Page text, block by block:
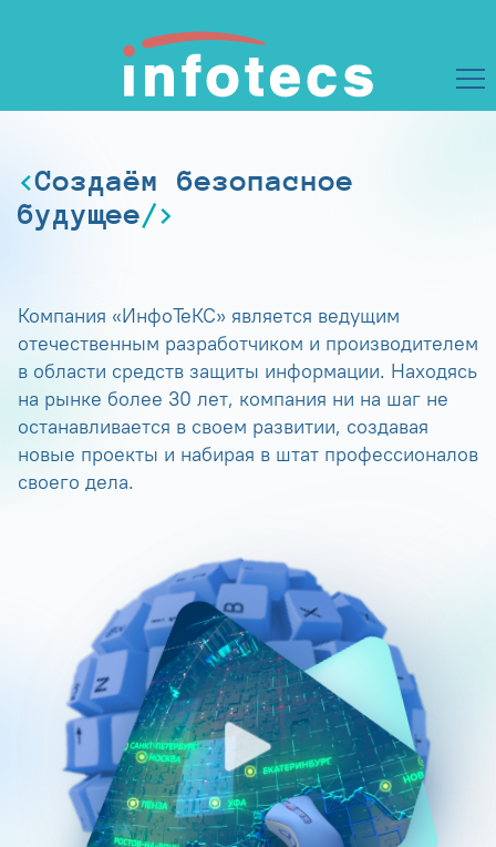
Создаём безопасное
будущее
Компания «ИнфоТеКС» является ведущим
отечественным разработчиком и производителем
в области средств защиты информации. Находясь
на рынке более 30 лет, компания ни на шаг не
останавливается в своем развитии, создавая
новые проекты и набирая в штат профессионалов
своего дела.